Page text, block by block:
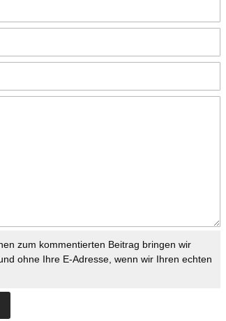
zum kommentierten Beitrag bringen wir
ohne Ihre E-Adresse, wenn wir Ihren echten